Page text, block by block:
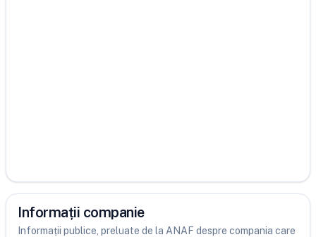
Informații companie
Informații publice, preluate de la ANAF despre compania care